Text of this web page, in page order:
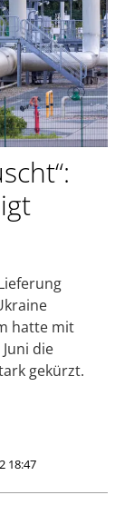
hatte mit
die
gekürzt.
18:47